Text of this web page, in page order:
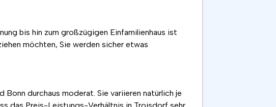
bis hin zum großzügigen Einfamilienhaus ist
möchten, Sie werden sicher etwas
durchaus moderat. Sie variieren natürlich je
das Preis-Leistungs-Verhältnis in Troisdorf sehr